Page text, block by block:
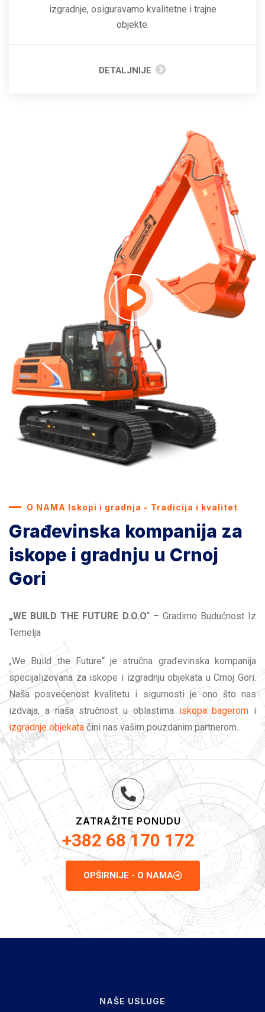
izgradnje, osiguravamo kvalitetne i trajne
objekte.
DETALJNIJE
O NAMA Iskopi i gradnja - Tradicija i kvalitet
Građevinska kompanija za
iskope i gradnju u Crnoj
Gori
„WE BUILD THE FUTURE D.O.O“ – Gradimo Budućnost Iz
Temelja
„We Build the Future“ je stručna građevinska kompanija
specijalizovana za iskope i izgradnju objekata u Crnoj Gori.
Naša posvećenost kvalitetu i sigurnosti je ono što nas
izdvaja, a naša stručnost u oblastimaiskopa bagerom i
izgradnje objekata čini nas vašim pouzdanim partnerom..
ZATRAŽITE PONUDU
+382 68 170 172
OPŠIRNIJE - O NAMA
NAŠE USLUGE